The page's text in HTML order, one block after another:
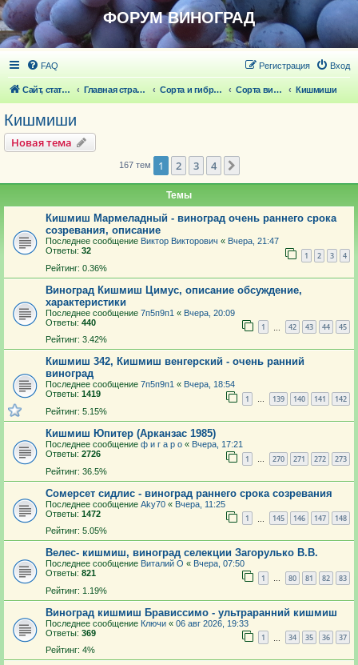
ФОРУМ ВИНОГРАД
FAQ Вход
Регистрация
Сайт, статьи Главная страница Сорта и гибридные формы винограда Сорта винограда Кишмиши
Кишмиши
Новая тема
167 тем 1 2 3 4
Темы
Кишмиш Мармеладный - виноград очень раннего срока
созревания, описание
Последнее сообщение Виктор Викторович « Вчера, 21:47
Ответы: 32 1 2 3 4
Рейтинг: 0.36%
Виноград Кишмиш Цимус, описание обсуждение,
характеристики
Последнее сообщение 7п5п9п1 « Вчера, 20:09
Ответы: 440 1 42 43 44 45
Рейтинг: 3.42%
Кишмиш 342, Кишмиш венгерский - очень ранний
виноград
Последнее сообщение 7п5п9п1 « Вчера, 18:54
Ответы: 1419 1 … 139 140 141 142
Рейтинг: 5.15%
Кишмиш Юпитер (Арканзас 1985)
Последнее сообщение ф и г а р о « Вчера, 17:21
Ответы: 2726 1 … 270 271 272 273
Рейтинг: 36.5%
Сомерсет сидлис - виноград раннего срока созревания
Последнее сообщение Aky70 « Вчера, 11:25
Ответы: 1472 1 145 146 147 148
Рейтинг: 5.05%
Велес- кишмиш, виноград селекции Загорулько В.В.
Последнее сообщение Виталий О « Вчера, 07:50
Ответы: 821 1 … 80 81 82 83
Рейтинг: 1.19%
Виноград кишмиш Брависсимо - ультраранний кишмиш
Последнее сообщение Ключи « 06 авг 2026, 19:33
Ответы: 369 1 34 35 36 37
Рейтинг: 4%